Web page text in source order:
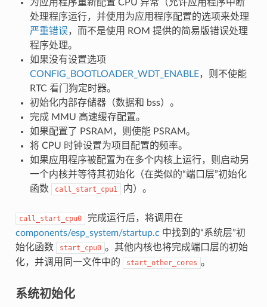
为应用程序重新配置 CPU 异常（允许应用程序中断
处理程序运行，并使用为应用程序配置的选项来处理
严重错误，而不是使用 ROM 提供的简易版错误处理
程序处理。
如果没有设置选项
CONFIG_BOOTLOADER_WDT_ENABLE，则不使能
RTC 看门狗定时器。
初始化内部存储器（数据和 bss）。
完成 MMU 高速缓存配置。
如果配置了 PSRAM，则使能 PSRAM。
将 CPU 时钟设置为项目配置的频率。
如果应用程序被配置为在多个内核上运行，则启动另
一个内核并等待其初始化（在类似的“端口层”初始化
函数
call_start_cpu1 内）。
call_start_cpu0
完成运行后，将调用在
components/esp_system/startup.c 中找到的“系统层”初
始化函数
start_cpu0 。其他内核也将完成端口层的初始
化，并调用同一文件中的
start_other_cores 。
系统初始化